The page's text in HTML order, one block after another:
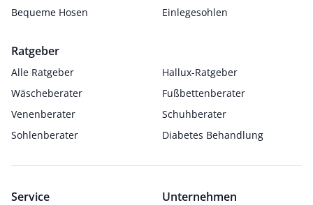
Bequeme Hosen
Einlegesohlen
Ratgeber
Alle Ratgeber
Hallux-Ratgeber
Wäscheberater
Fußbettenberater
Venenberater
Schuhberater
Sohlenberater
Diabetes Behandlung
Service Unternehmen